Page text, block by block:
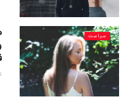
سیاست